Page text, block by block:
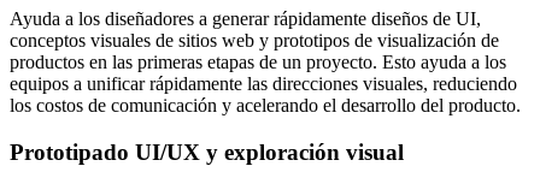
Ayuda a los diseñadores a generar rápidamente diseños de UI,
conceptos visuales de sitios web y prototipos de visualización de
productos en las primeras etapas de un proyecto. Esto ayuda a los
equipos a unificar rápidamente las direcciones visuales, reduciendo
los costos de comunicación y acelerando el desarrollo del producto.
Prototipado UI/UX y exploración visual